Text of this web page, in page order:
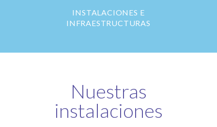
Portal de transparencia
INSTALACIONES E
INFRAESTRUCTURAS
Nuestras
instalaciones